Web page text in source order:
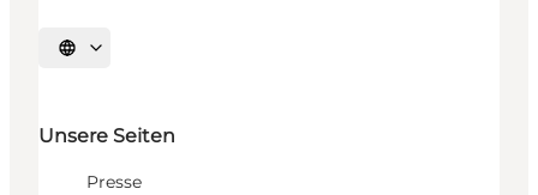
Sprache auswählen
Unsere Seiten
Presse